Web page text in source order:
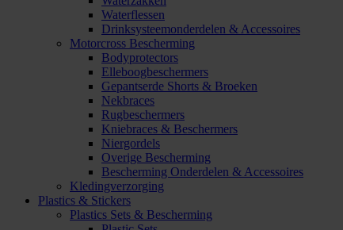
Waterflessen
Drinksysteemonderdelen & Accessoires
Motorcross Bescherming
Bodyprotectors
Elleboogbeschermers
Gepantserde Shorts & Broeken
Nekbraces
Rugbeschermers
Kniebraces & Beschermers
Niergordels
Overige Bescherming
Bescherming Onderdelen & Accessoires
Kledingverzorging
Plastics & Stickers
Plastics Sets & Bescherming